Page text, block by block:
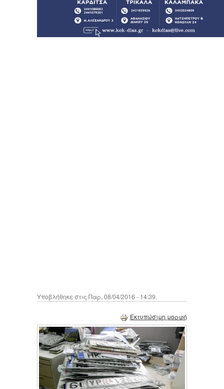
Υποβλήθηκε στις Παρ, 08/04/2016 - 14:39.
Εκτυπώσιμη μορφή